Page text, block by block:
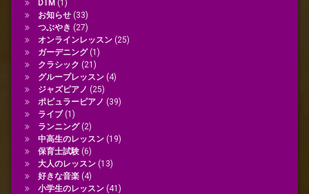
DTM(1)
お知らせ(33)
つぶやき (27)
オンラインレッスン(25)
ガーデニング(1)
クラシック (21)
グループレッスン(4)
ジャズピアノ (25)
ポピュラーピアノ (39)
ライブ(1)
ランニング(2)
中高生のレッスン(19)
保育士試験(6)
大人のレッスン(13)
好きな音楽(4)
小学生のレッスン(41)